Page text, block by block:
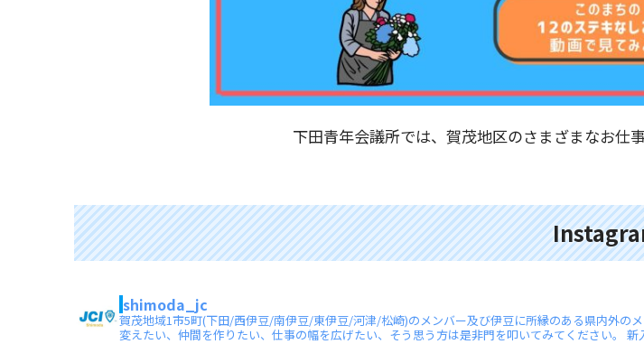
下田青年会議所では、賀茂地区のさまざまなお仕
shimoda_jc
賀茂地域1市5町(下田/西伊豆/南伊豆/東伊豆/河津/松崎)のメンバー及び伊豆に所縁のある県内外のメ
変えたい、仲間を作りたい、仕事の幅を広げたい、そう思う方は是非門を叩いてみてください。
新